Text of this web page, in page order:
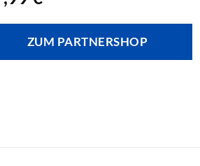
ZUM PARTNERSHOP